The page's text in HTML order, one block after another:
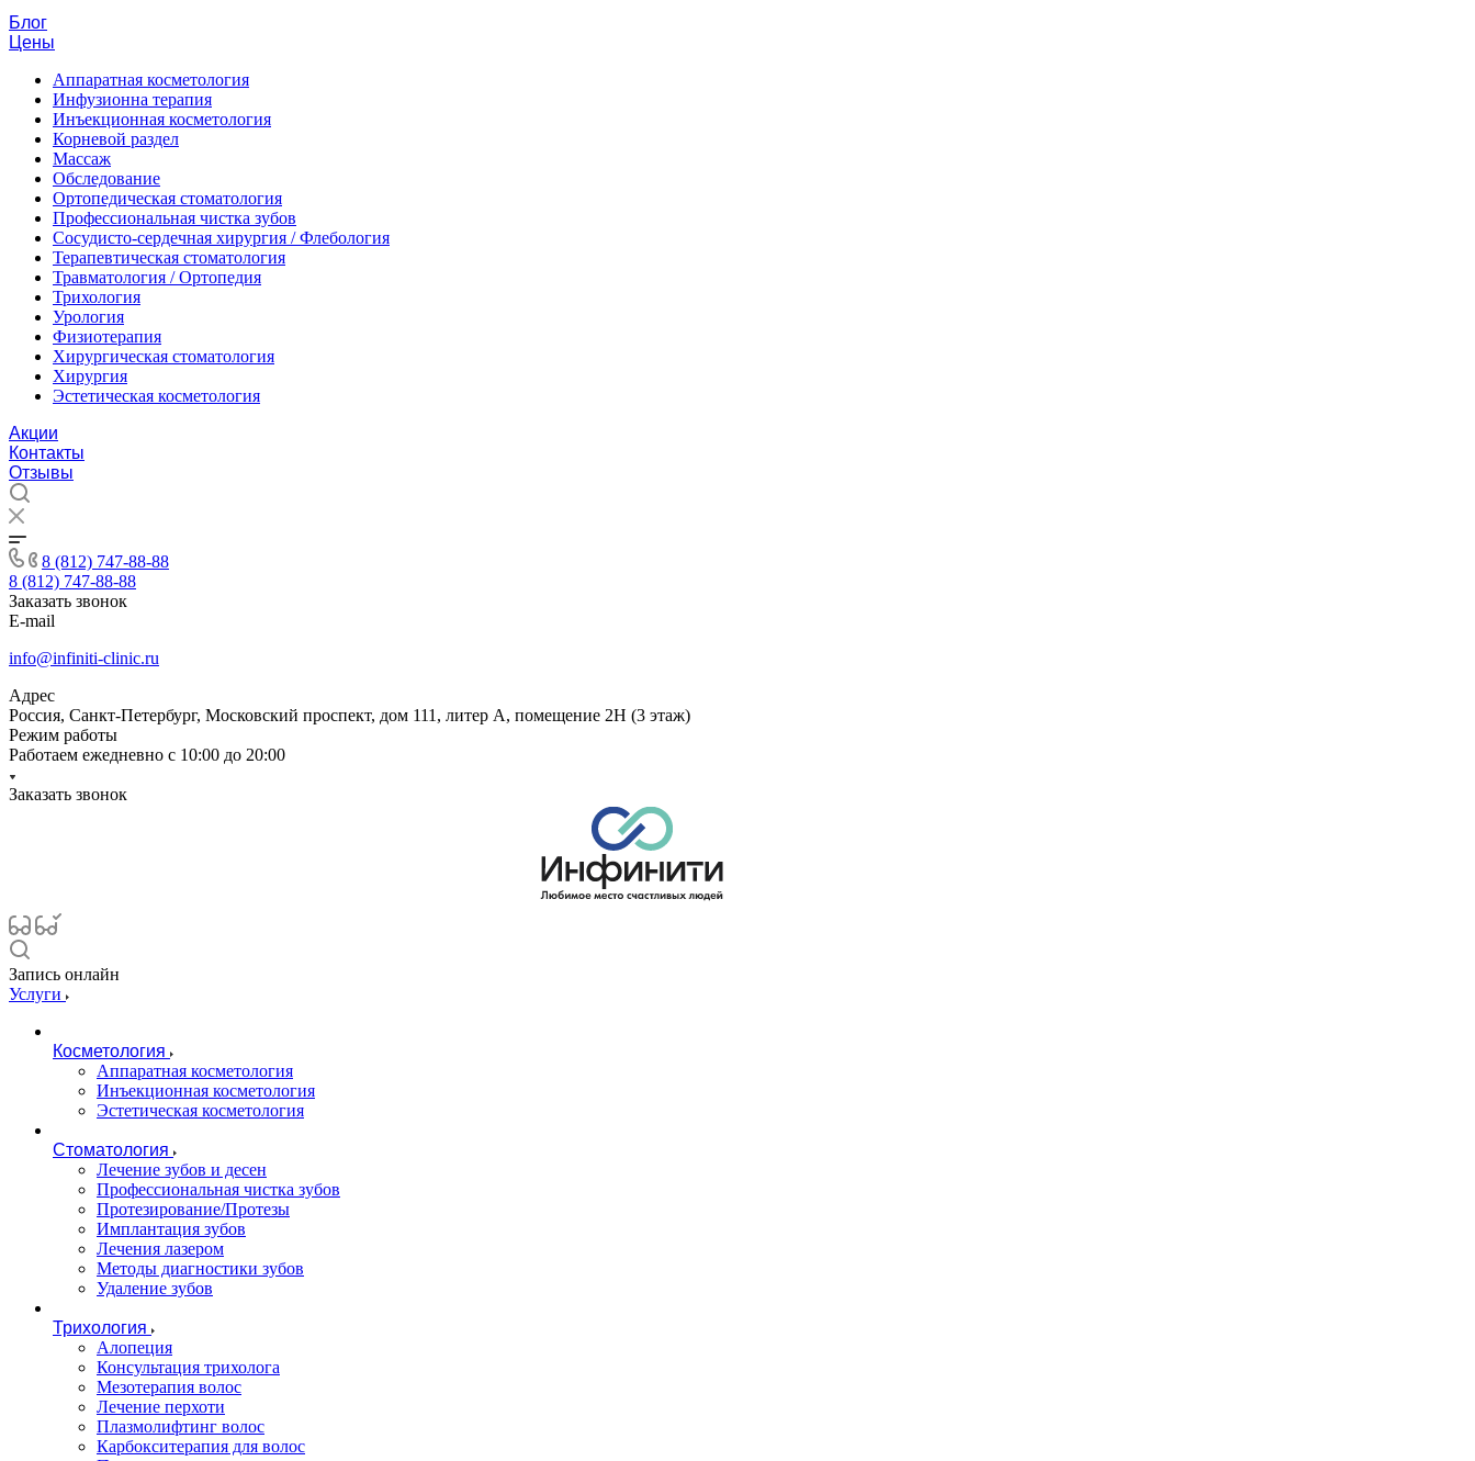
Блог
Цены
Аппаратная косметология
Инфузионна терапия
Инъекционная косметология
Корневой раздел
Массаж
Обследование
Ортопедическая стоматология
Профессиональная чистка зубов
Сосудисто-сердечная хирургия / Флебология
Терапевтическая стоматология
Травматология / Ортопедия
Трихология
Урология
Физиотерапия
Хирургическая стоматология
Хирургия
Эстетическая косметология
Акции
Контакты
Отзывы
8 (812) 747-88-88
8 (812) 747-88-88
Заказать звонок
E-mail
info@infiniti-clinic.ru
Адрес
Россия, Санкт-Петербург, Московский проспект, дом 111, литер А, помещение 2Н (3 этаж)
Режим работы
Работаем ежедневно с 10:00 до 20:00
Заказать звонок
Запись онлайн
Услуги
Косметология
Аппаратная косметология
Инъекционная косметология
Эстетическая косметология
Стоматология
Лечение зубов и десен
Профессиональная чистка зубов
Протезирование/Протезы
Имплантация зубов
Лечения лазером
Методы диагностики зубов
Удаление зубов
Трихология
Алопеция
Консультация трихолога
Мезотерапия волос
Лечение перхоти
Плазмолифтинг волос
Карбокситерапия для волос